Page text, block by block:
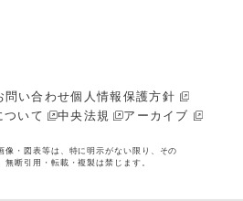
問い合わせ個人情報保護方針
ついて
中央法規 アーカイブ
・図表等は、特に明示がない限り、その
断引用・転載・複製は禁じます。